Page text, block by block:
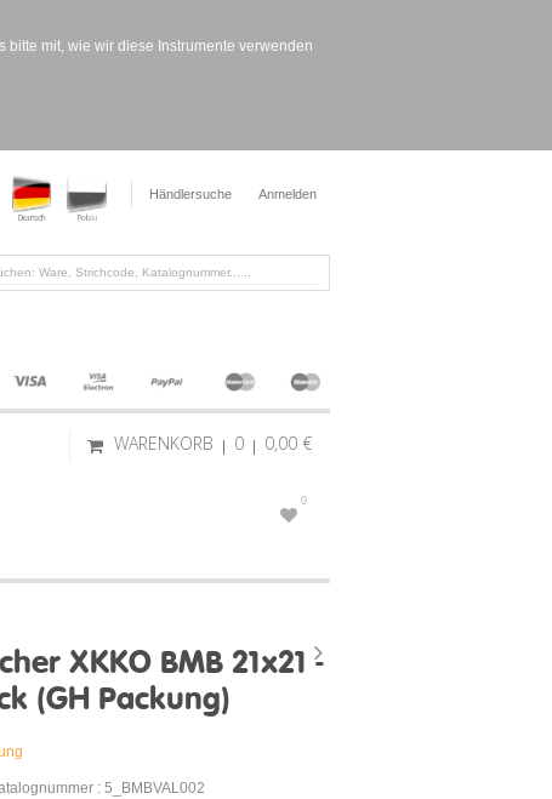
bitte mit, wie wir diese Instrumente verwenden
Händlersuche Anmelden
WARENKORB 0 0,00 €
0
XKKO BMB 21x21 -
(GH Packung)
: 5_BMBVAL002